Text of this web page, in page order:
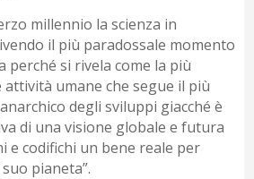
millennio la scienza in
il più paradossale momento
perché si rivela come la più
attività umane che segue il più
degli sviluppi giacché è
di una visione globale e futura
e codifichi un bene reale per
pianeta”.